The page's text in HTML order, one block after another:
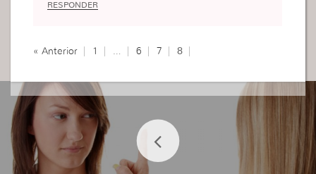
RESPONDER
« Anterior 1 … 6 7 8